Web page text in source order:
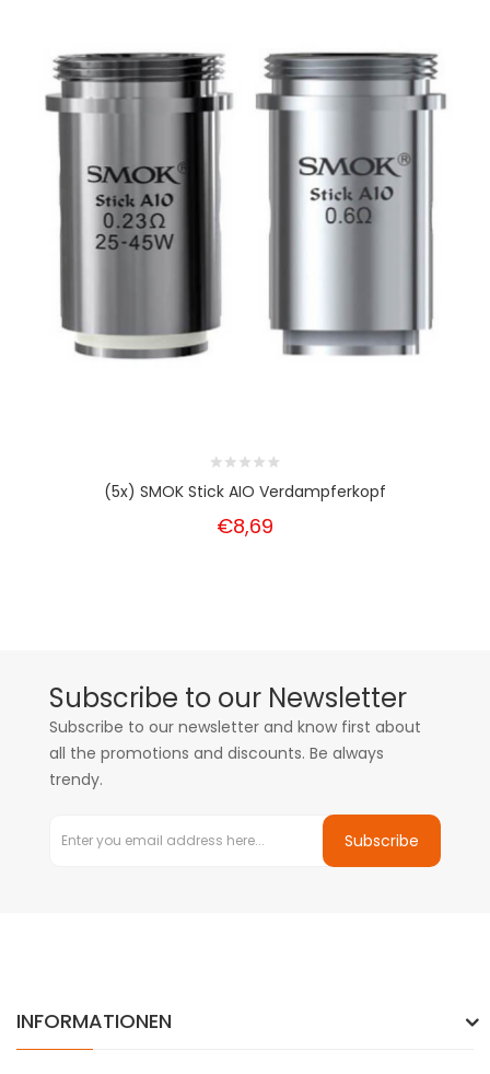
(5x) SMOK Stick AIO Verdampferkopf
€8,69
Subscribe to our Newsletter
Subscribe to our newsletter and know first about
all the promotions and discounts. Be always
trendy.
Subscribe
INFORMATIONEN